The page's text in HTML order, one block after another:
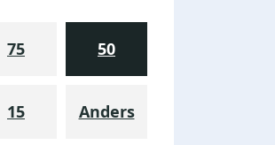
75 50
15 Anders